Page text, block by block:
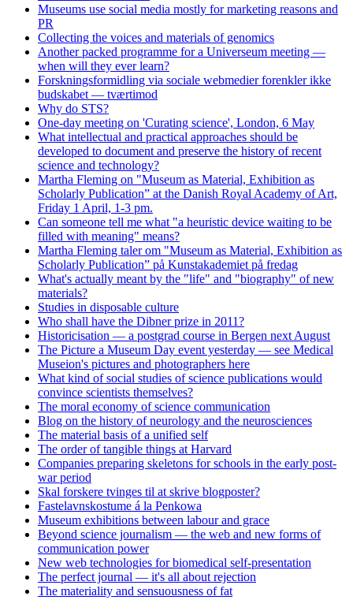
Museums use social media mostly for marketing reasons and
PR
Collecting the voices and materials of genomics
Another packed programme for a Universeum meeting —
when will they ever learn?
Forskningsformidling via sociale webmedier forenkler ikke
budskabet — tværtimod
Why do STS?
One-day meeting on 'Curating science', London, 6 May
What intellectual and practical approaches should be
developed to document and preserve the history of recent
science and technology?
Martha Fleming on "Museum as Material, Exhibition as
Scholarly Publication” at the Danish Royal Academy of Art,
Friday 1 April, 1-3 pm.
Can someone tell me what "a heuristic device waiting to be
filled with meaning" means?
Martha Fleming taler om "Museum as Material, Exhibition as
Scholarly Publication” på Kunstakademiet på fredag
What's actually meant by the "life" and "biography" of new
materials?
Studies in disposable culture
Who shall have the Dibner prize in 2011?
Historicisation — a postgrad course in Bergen next August
The Picture a Museum Day event yesterday — see Medical
Museion's pictures and photographers here
What kind of social studies of science publications would
convince scientists themselves?
The moral economy of science communication
Blog on the history of neurology and the neurosciences
The material basis of a unified self
The order of tangible things at Harvard
Companies preparing skeletons for schools in the early post-
war period
Skal forskere tvinges til at skrive blogposter?
Fastelavnskostume á la Penkowa
Museum exhibitions between labour and grace
Beyond science journalism — the web and new forms of
communication power
New web technologies for biomedical self-presentation
The perfect journal — it's all about rejection
The materiality and sensuousness of fat